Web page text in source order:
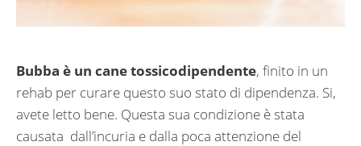
Bubba è un cane tossicodipendente, finito in un
rehab per curare questo suo stato di dipendenza. Si,
avete letto bene. Questa sua condizione è stata
causata dall’incuria e dalla poca attenzione del